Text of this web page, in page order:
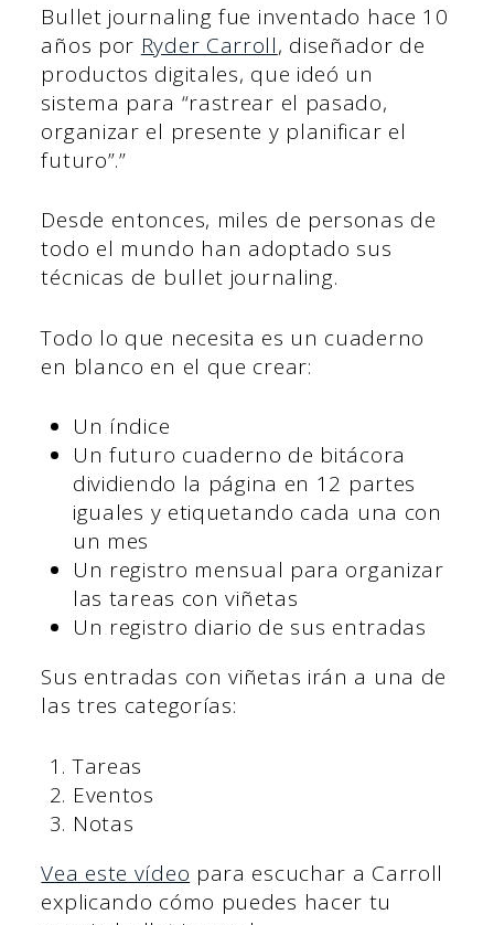
Bullet journaling fue inventado hace 10
años por Ryder Carroll, diseñador de
productos digitales, que ideó un
sistema para “rastrear el pasado,
organizar el presente y planificar el
futuro”.”
Desde entonces, miles de personas de
todo el mundo han adoptado sus
técnicas de bullet journaling.
Todo lo que necesita es un cuaderno
en blanco en el que crear:
Un índice
Un futuro cuaderno de bitácora
dividiendo la página en 12 partes
iguales y etiquetando cada una con
un mes
Un registro mensual para organizar
las tareas con viñetas
Un registro diario de sus entradas
Sus entradas con viñetas irán a una de
las tres categorías:
Tareas
Eventos
Notas
Vea este vídeo para escuchar a Carroll
explicando cómo puedes hacer tu